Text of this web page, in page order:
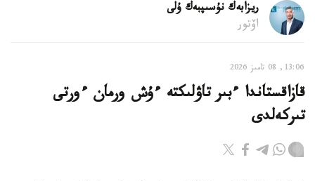
ريزابەك نۇسىپبەك ۇلى
اۆتور
13:06, 08 تامىز 2026
قازاقستاندا ءبىر تاۋلىكتە ءۇش ورمان ءورتى
تىركەلدى